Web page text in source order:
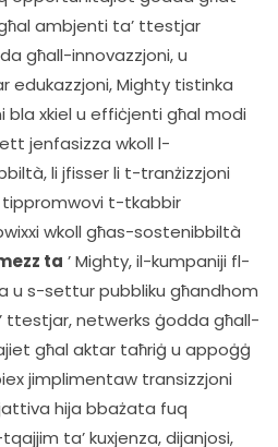
ambjenti ta’ ttestjar
għall-innovazzjoni, u
Mighty tistinka
xkiel u effiċjenti għal modi
jenfasizza wkoll l-
li jfisser li t-tranżizzjoni
tippromwovi t-tkabbir
wkoll għas-sostenibbiltà
ta ’ Mighty, il-kumpaniji fl-
s-settur pubbliku għandhom
ttestjar, netwerks ġodda għall-
għal aktar taħriġ u appoġġ
jimplimentaw transizzjoni
hija bbażata fuq
ta’ kuxjenza, dijanjosi,